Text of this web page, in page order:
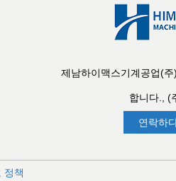
제남하이맥스기계공업(
합니다., (
연락하
정책